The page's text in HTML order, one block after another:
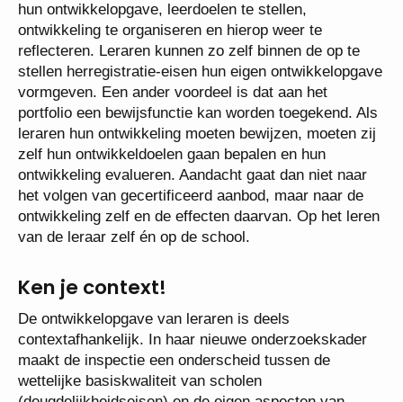
hun ontwikkelopgave, leerdoelen te stellen,
ontwikkeling te organiseren en hierop weer te
reflecteren. Leraren kunnen zo zelf binnen de op te
stellen herregistratie-eisen hun eigen ontwikkelopgave
vormgeven. Een ander voordeel is dat aan het
portfolio een bewijsfunctie kan worden toegekend. Als
leraren hun ontwikkeling moeten bewijzen, moeten zij
zelf hun ontwikkeldoelen gaan bepalen en hun
ontwikkeling evalueren. Aandacht gaat dan niet naar
het volgen van gecertificeerd aanbod, maar naar de
ontwikkeling zelf en de effecten daarvan. Op het leren
van de leraar zelf én op de school.
Ken je context!
De ontwikkelopgave van leraren is deels
contextafhankelijk. In haar nieuwe onderzoekskader
maakt de inspectie een onderscheid tussen de
wettelijke basiskwaliteit van scholen